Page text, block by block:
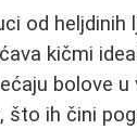
od heljdinih
kičmi
bolove u
što ih čini